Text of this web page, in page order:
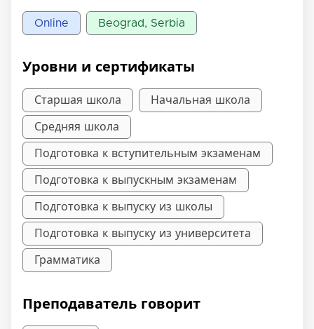
Online Beograd, Serbia
Уровни и сертификаты
Старшая школа Начальная школа
Средняя школа
Подготовка к вступительным экзаменам
Подготовка к выпускным экзаменам
Подготовка к выпуску из школы
Подготовка к выпуску из университета
Грамматика
Преподаватель говорит